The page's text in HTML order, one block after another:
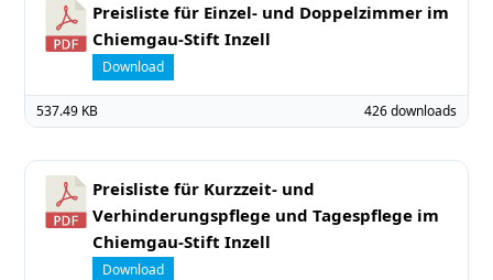
Preisliste für Einzel- und Doppelzimmer im
Chiemgau-Stift Inzell
Download
426 downloads
537.49 KB
Preisliste für Kurzzeit- und
Verhinderungspflege und Tagespflege im
Chiemgau-Stift Inzell
Download